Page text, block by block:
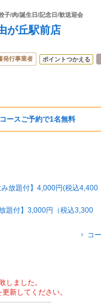
子/肉/誕生日/記念日/歓送迎会
が丘駅前店
発行事業者 ポイントつかえる
ースご予約で1名無料
放題付】4,000円(税込4,400
題付】3,000円（税込3,300
コ
しました。
新してください。